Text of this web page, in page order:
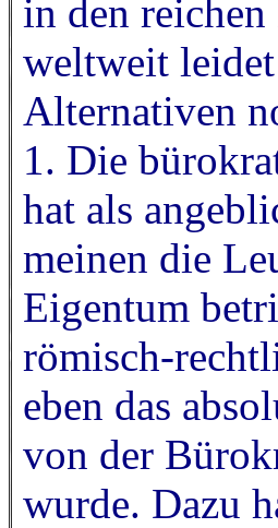
in den
weltweit
Alternativen
1. Die
hat als
meinen die
Eigentum
römisch-
eben das
von der
wurde. Dazu